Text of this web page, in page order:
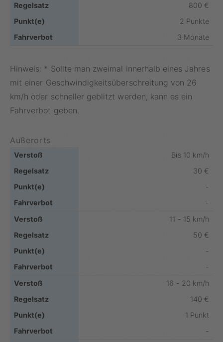
800 €
2 Punkte
3 Monate
Hinweis: * Sollte man zweimal innerhalb eines Jahres
mit einer Geschwindigkeitsüberschreitung von 26
km/h oder schneller geblitzt werden, kann es ein
Fahrverbot geben.
Außerorts
Bis 10 km/h
30 €
-
-
11 - 15 km/h
50 €
-
-
16 - 20 km/h
140 €
1 Punkt
-